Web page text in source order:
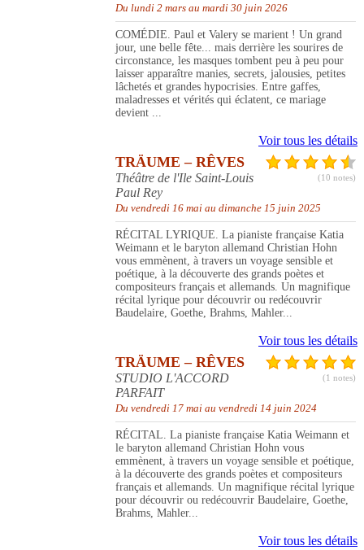
Du lundi 2 mars au mardi 30 juin 2026
COMÉDIE. Paul et Valery se marient ! Un grand
jour, une belle fête... mais derrière les sourires de
circonstance, les masques tombent peu à peu pour
laisser apparaître manies, secrets, jalousies, petites
lâchetés et grandes hypocrisies. Entre gaffes,
maladresses et vérités qui éclatent, ce mariage
devient ...
Voir tous les détails
(10 notes)
TRÄUME – RÊVES
Théâtre de l'Ile Saint-Louis
Paul Rey
Du vendredi 16 mai au dimanche 15 juin 2025
RÉCITAL LYRIQUE. La pianiste française Katia
Weimann et le baryton allemand Christian Hohn
vous emmènent, à travers un voyage sensible et
poétique, à la découverte des grands poètes et
compositeurs français et allemands. Un magnifique
récital lyrique pour découvrir ou redécouvrir
Baudelaire, Goethe, Brahms, Mahler...
Voir tous les détails
(1 notes)
TRÄUME – RÊVES
STUDIO L'ACCORD
PARFAIT
Du vendredi 17 mai au vendredi 14 juin 2024
RÉCITAL. La pianiste française Katia Weimann et
le baryton allemand Christian Hohn vous
emmènent, à travers un voyage sensible et poétique,
à la découverte des grands poètes et compositeurs
français et allemands. Un magnifique récital lyrique
pour découvrir ou redécouvrir Baudelaire, Goethe,
Brahms, Mahler...
Voir tous les détails